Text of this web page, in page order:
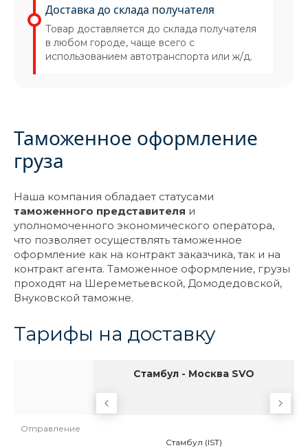
Доставка до склада получателя
Товар доставляется до склада получателя
в любом городе, чаще всего с
использованием автотранспорта или ж/д.
Таможенное оформление
груза
Наша компания обладает статусами
таможенного представителя и
уполномоченного экономического оператора,
что позволяет осуществлять таможенное
оформление как на контракт заказчика, так и на
контракт агента. Таможенное оформление, грузы
проходят на Шереметьевской, Домодедовской,
Внуковской таможне.
Тарифы на доставку
Отправление
Стамбул - Москва SVO
Стамбул (IST)